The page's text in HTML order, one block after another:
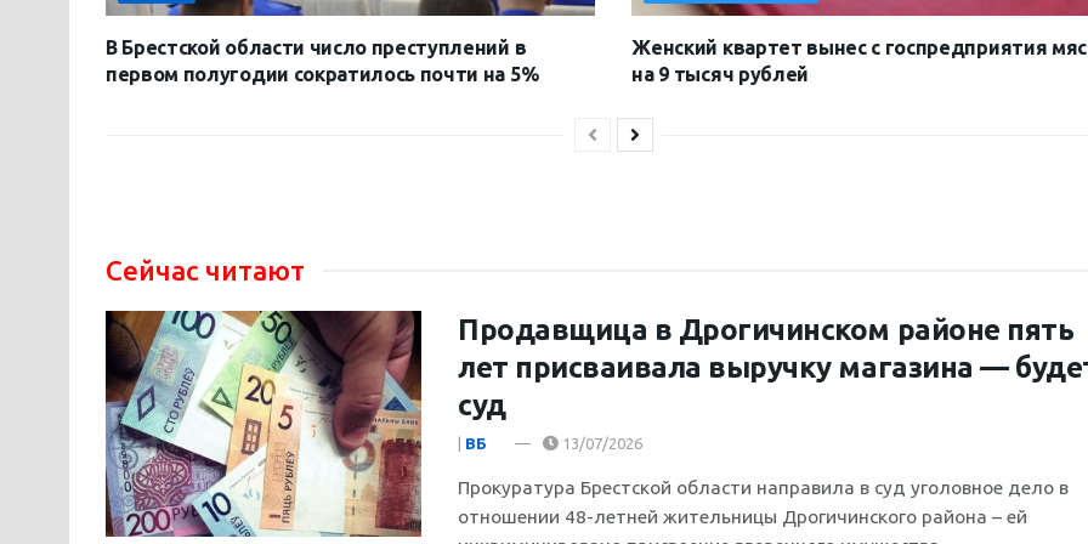
В Брестской области число преступлений в
первом полугодии сократилось почти на 5%
Женский квартет вынес с госпредприятия
на 9 тысяч рублей
Сейчас читают
Продавщица в Дрогичинском районе пять
лет присваивала выручку магазина —
суд
ВБ 13/07/2026
Прокуратура Брестской области направила в суд уголовное дело в
отношении 48-летней жительницы Дрогичинского района – ей